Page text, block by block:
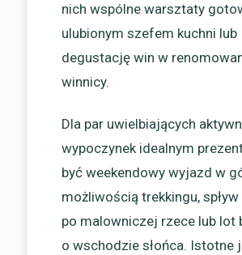
nich wspólne warsztaty
ulubionym szefem kuchni lub
degustację win w
winnicy.
Dla par uwielbiających
wypoczynek idealnym
być weekendowy wyjazd w
możliwością trekkingu,
po malowniczej rzece lub lot
o wschodzie słońca. Istotne